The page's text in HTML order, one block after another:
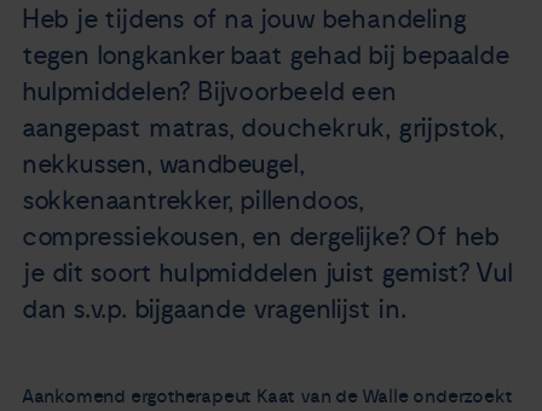
Nieuws
Agenda
Over ons
Zorgverleners
Contact
Heb je tijdens of na jouw behandeling
tegen longkanker baat gehad bij bepaalde
hulpmiddelen? Bijvoorbeeld een
aangepast matras, douchekruk, grijpstok,
nekkussen, wandbeugel,
sokkenaantrekker, pillendoos,
compressiekousen, en dergelijke? Of heb
je dit soort hulpmiddelen juist gemist? Vul
dan s.v.p. bijgaande vragenlijst in.
Aankomend ergotherapeut Kaat van de Walle onderzoekt